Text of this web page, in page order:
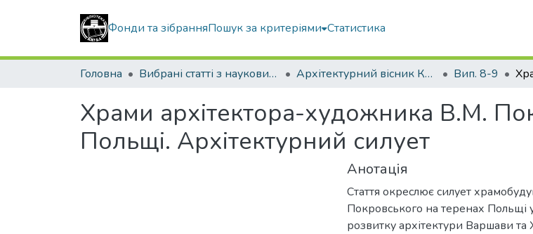
Фонди та зібранняПошук за критеріями Статистика
Головна Вибрані статті з наукових збірників КНУБА Архітектурний вісник КНУБА Вип. 8-9
Храми архітектора-художника В.М.
Польщі. Архітектурний силует
Анотація
Стаття окреслює силует
Покровського на теренах Польщі
розвитку архітектури Варшави та